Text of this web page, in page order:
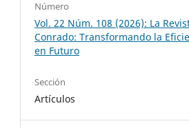
Número
Vol. 22 Núm. 108 (2026): La
Conrado: Transformando la
en Futuro
Sección
Artículos